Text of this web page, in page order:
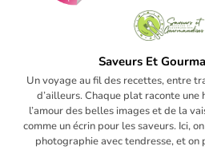
Saveurs Et
Un voyage au fil des recettes, entre
d’ailleurs. Chaque plat raconte
l’amour des belles images et de la
comme un écrin pour les saveurs. Ici,
photographie avec tendresse, et on